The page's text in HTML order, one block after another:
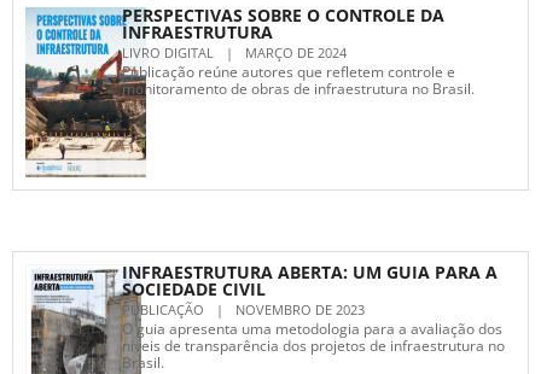
PERSPECTIVAS SOBRE O CONTROLE DA
INFRAESTRUTURA
LIVRO DIGITAL | MARÇO DE 2024
Publicação reúne autores que refletem controle e
monitoramento de obras de infraestrutura no Brasil.
INFRAESTRUTURA ABERTA: UM GUIA PARA A
SOCIEDADE CIVIL
PUBLICAÇÃO | NOVEMBRO DE 2023
O guia apresenta uma metodologia para a avaliação dos
níveis de transparência dos projetos de infraestrutura no
Brasil.